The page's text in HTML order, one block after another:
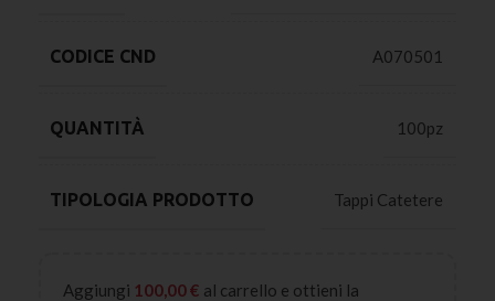
CODICE CND A070501
QUANTITÀ 100pz
TIPOLOGIA PRODOTTO Tappi Catetere
Aggiungi 100,00€ al carrello e ottieni la